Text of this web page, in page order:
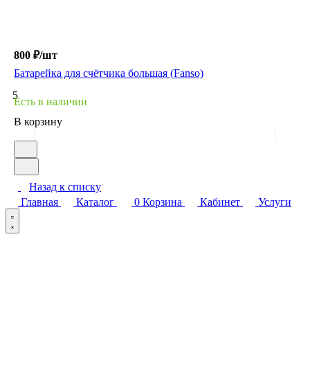
800 ₽/шт
Батарейка для счётчика большая (Fanso)
5
Есть в наличии
В корзину
Назад к списку
Главная
Каталог 0 Корзина Кабинет Услуги